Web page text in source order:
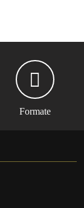
Formate